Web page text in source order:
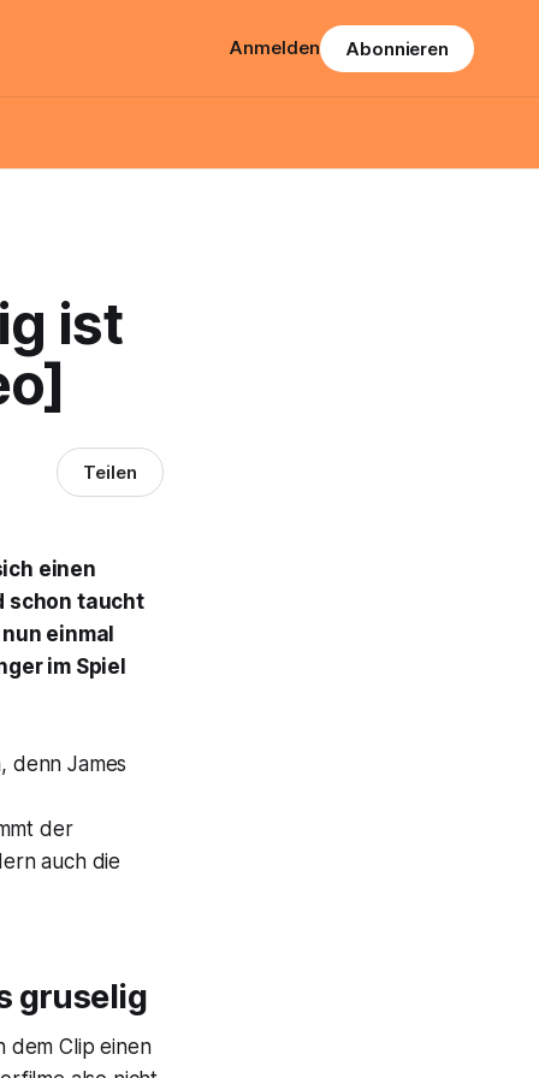
Anmelden Abonnieren
ist
Teilen
einen
schon taucht
einmal
im Spiel
denn James
der
auch die
gruselig
dem Clip einen